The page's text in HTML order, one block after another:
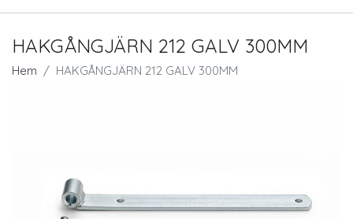
HAKGÅNGJÄRN 212 GALV 300MM
Hem HAKGÅNGJÄRN 212 GALV 300MM